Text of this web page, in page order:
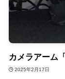
カメラアーム
2025年2月17日